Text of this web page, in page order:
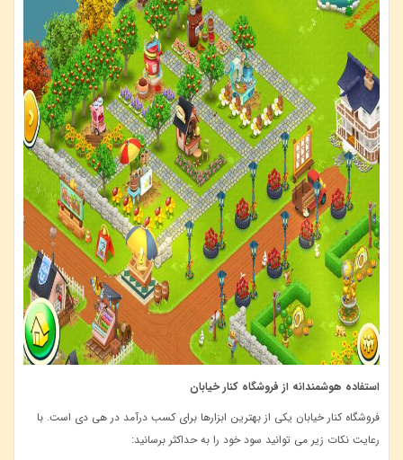
استفاده هوشمندانه از فروشگاه کنار خیابان
فروشگاه کنار خیابان یکی از بهترین ابزارها برای کسب درآمد در هی دی است. با
رعایت نکات زیر می ‌توانید سود خود را به حداکثر برسانید: